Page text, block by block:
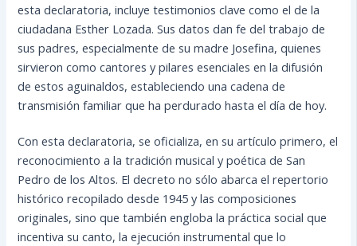
esta declaratoria, incluye testimonios clave como el de la
ciudadana Esther Lozada. Sus datos dan fe del trabajo de
sus padres, especialmente de su madre Josefina, quienes
sirvieron como cantores y pilares esenciales en la difusión
de estos aguinaldos, estableciendo una cadena de
transmisión familiar que ha perdurado hasta el día de hoy.
Con esta declaratoria, se oficializa, en su artículo primero, el
reconocimiento a la tradición musical y poética de San
Pedro de los Altos. El decreto no sólo abarca el repertorio
histórico recopilado desde 1945 y las composiciones
originales, sino que también engloba la práctica social que
incentiva su canto, la ejecución instrumental que lo